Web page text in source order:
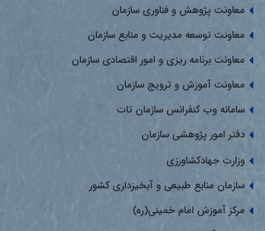
معاونت پژوهش و فناوری سازمان
معاونت توسعه مدیریت و منابع سازمان
معاونت برنامه ریزی و امور اقتصادی سازمان
معاونت آموزش و ترویج سازمان
سامانه وب کنفرانس سازمان تات
دفتر امور پژوهشی سازمان
وزارت جهادکشاورزی
سازمان منابع طبیعی و آبخیزداری کشور
مرکز آموزش امام خمینی(ره)